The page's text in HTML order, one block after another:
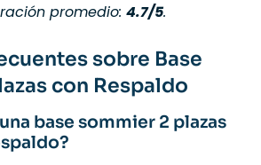
promedio:4.7/5.
sobre Base
con Respaldo
base sommier 2 plazas